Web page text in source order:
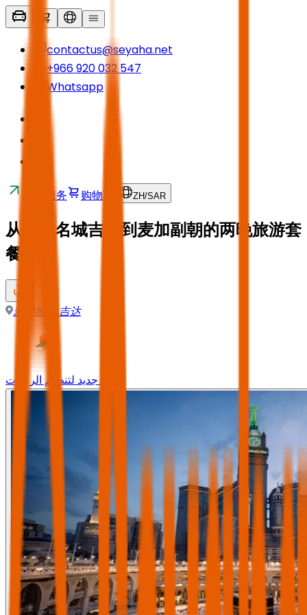
contactus@seyaha.net
+966 920 032 547
Whatsapp
接送服务 购物车 ZH/SAR
从历史名城吉达到麦加副朝的两晚旅游套
餐
麦加地区 吉达
وجه جديد لتنظيم الرحلات